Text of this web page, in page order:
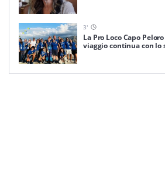
3'
La Pro Loco Capo
viaggio continua con lo